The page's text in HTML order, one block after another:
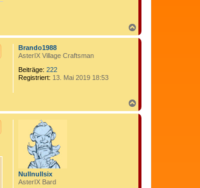
a
c
Brando1988
AsterIX Village Craftsman
Beiträge: 222
Registriert: 13. Mai 2019 18:53
a
c
Nullnullsix
AsterIX Bard